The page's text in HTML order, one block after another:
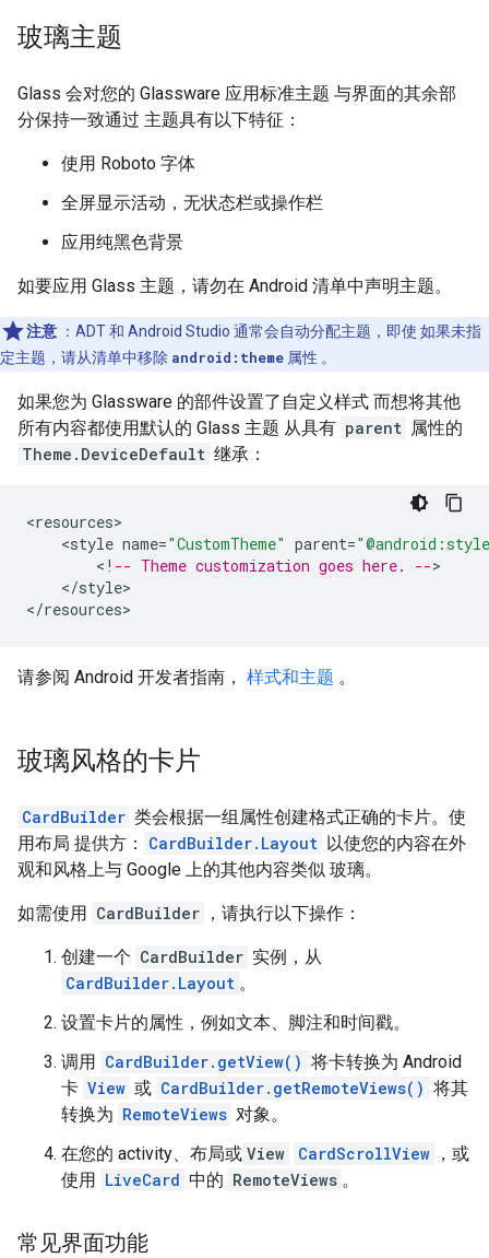
玻璃主题
Glass 会对您的 Glassware 应用标准主题 与界面的其余部
分保持一致通过 主题具有以下特征：
使用 Roboto 字体
全屏显示活动，无状态栏或操作栏
应用纯黑色背景
如要应用 Glass 主题，请勿在 Android 清单中声明主题。
注意 ：ADT 和 Android Studio 通常会自动分配主题，即使 如果未指
定主题，请从清单中移除 android:theme 属性 。
如果您为 Glassware 的部件设置了自定义样式 而想将其他
所有内容都使用默认的 Glass 主题 从具有 parent 属性的
Theme.DeviceDefault 继承：
<resources
<style name="CustomTheme" parent=
< ! -- Theme customization goes here. --
</style>
</resources
请参阅 Android 开发者指南， 样式和主题 。
玻璃风格的卡片
CardBuilder 类会根据一组属性创建格式正确的卡片。使
用布局 提供方：
CardBuilder.Layout 以使您的内容在外
观和风格上与 Google 上的其他内容类似 玻璃。
如需使用 CardBuilder ，请执行以下操作：
创建一个 CardBuilder 实例，从
CardBuilder.Layout 。
设置卡片的属性，例如文本、脚注和时间戳。
调用 CardBuilder.getView() 将卡转换为 Android
卡 View 或 CardBuilder.getRemoteViews() 将其
转换为 RemoteViews 对象。
在您的 activity、布局或 View CardScrollView ，或
使用 LiveCard 中的 RemoteViews 。
常见界面功能